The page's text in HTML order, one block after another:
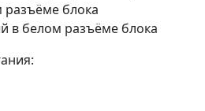
блока
в белом разъёме блока